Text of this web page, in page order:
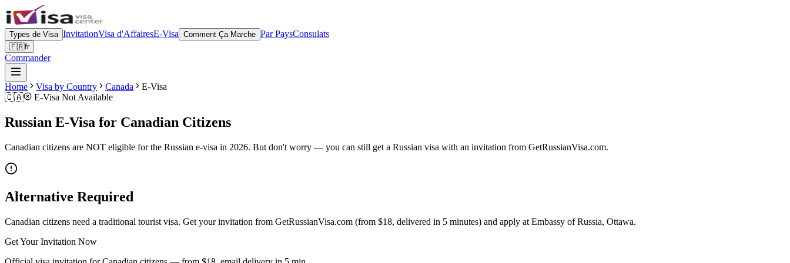
Types de Visa InvitationVisa d'AffairesE-Visa Comment Ça Marche Par PaysConsulats
🇫🇷fr
Commander
Home Visa by Country Canada
E-Visa
🇨🇦
E-Visa Not Available
Russian E-Visa for Canadian Citizens
Canadian citizens are NOT eligible for the Russian e-visa in 2026. But don't worry — you can still get a Russian visa with an invitation from GetRussianVisa.com.
Alternative Required
Canadian citizens need a traditional tourist visa. Get your invitation from GetRussianVisa.com (from $18, delivered in 5 minutes) and apply at Embassy of Russia, Ottawa.
Get Your Invitation Now